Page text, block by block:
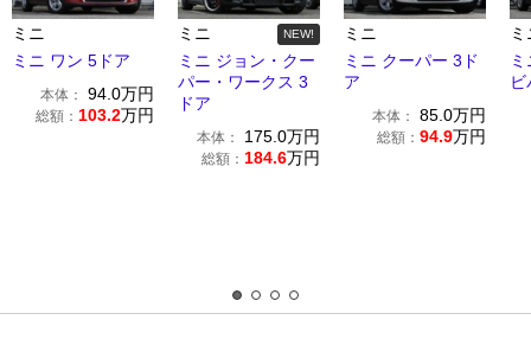
ミニ
ミニ ワン 5ドア
本体： 94.0万円
総額： 103.2万円
ミニ NEW!
ミニ ジョン・クー
パー・ワークス 3
ドア
本体： 175.0万円
総額： 184.6万円
ミニ
ミニ クーパー 3ド
ア
本体： 85.0万円
総額： 94.9万円